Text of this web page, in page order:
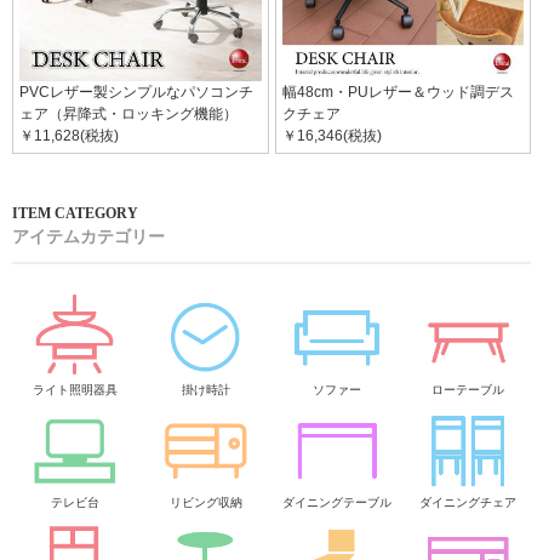
PVCレザー製シンプルなパソコンチ
ェア（昇降式・ロッキング機能）
￥11,628(税抜)
幅48cm・PUレザー＆ウッド調デス
クチェア
￥16,346(税抜)
アイテムカテゴリー
ライト照明器具 掛け時計 ソファー ローテーブル
テレビ台 リビング収納 ダイニングテーブル ダイニングチェア